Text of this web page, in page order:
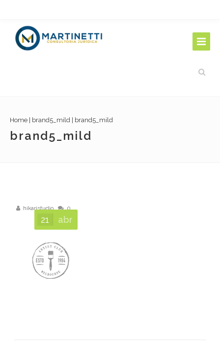
Home brand5_mild brand5_mild
brand5_mild
hikaristudio 0
21 abr